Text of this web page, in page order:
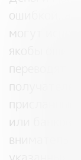
ошибкой, а
могут
якобы
переводят
присланным
или